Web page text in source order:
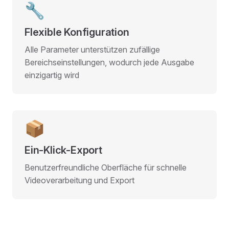
🔧
Flexible Konfiguration
Alle Parameter unterstützen zufällige
Bereichseinstellungen, wodurch jede Ausgabe
einzigartig wird
📦
Ein-Klick-Export
Benutzerfreundliche Oberfläche für schnelle
Videoverarbeitung und Export